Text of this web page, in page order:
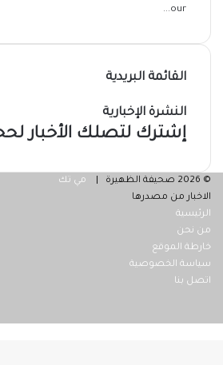
our...
القائمة البريدية
النشرة الإخبارية
إشترك لتصلك الأخبار
© 2026 صحيفة الظهيرة |
مي تك
الاخبار من مصدرها
الرئيسية
من نحن
خارطة الموقع
سياسة الخصوصية
اتصل بنا